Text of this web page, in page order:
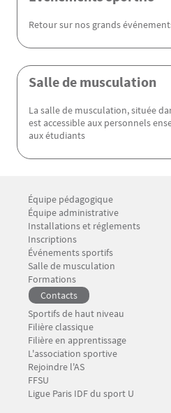
Retour sur nos grands
Salle de musculation
La salle de musculation, située
est accessible aux personnels
aux étudiants
Menu footer Service des sports 1
Équipe pédagogique
Équipe administrative
Installations et réglements
Menu footer Service des sports 2
Inscriptions
Événements sportifs
Salle de musculation
Menu footer Service des sports 3
Formations
Contacts
Menu footer Service des sports 4
Sportifs de haut niveau
Filière classique
Filière en apprentissage
Menu footer Service des sports 5
L'association sportive
Rejoindre l'AS
FFSU
Ligue Paris IDF du sport U